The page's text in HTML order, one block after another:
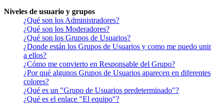
Niveles de usuario y grupos
¿Qué son los Administradores?
¿Qué son los Moderadores?
¿Qué son los Grupos de Usuarios?
¿Donde están los Grupos de Usuarios y como me puedo unir
a ellos?
¿Cómo me convierto en Responsable del Grupo?
¿Por qué algunos Grupos de Usuarios aparecen en diferentes
colores?
¿Qué es un "Grupo de Usuarios predeterminado"?
¿Qué es el enlace "El equipo"?